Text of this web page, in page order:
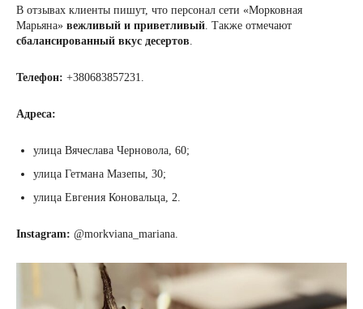
В отзывах клиенты пишут, что персонал сети «Морковная
Марьяна» вежливый и приветливый . Также отмечают
сбалансированный вкус десертов
Телефон: +380683857231.
Адреса:
улица Вячеслава Черновола, 60;
улица Гетмана Мазепы, 30;
улица Евгения Коновальца, 2.
Instagram: @morkviana_mariana.